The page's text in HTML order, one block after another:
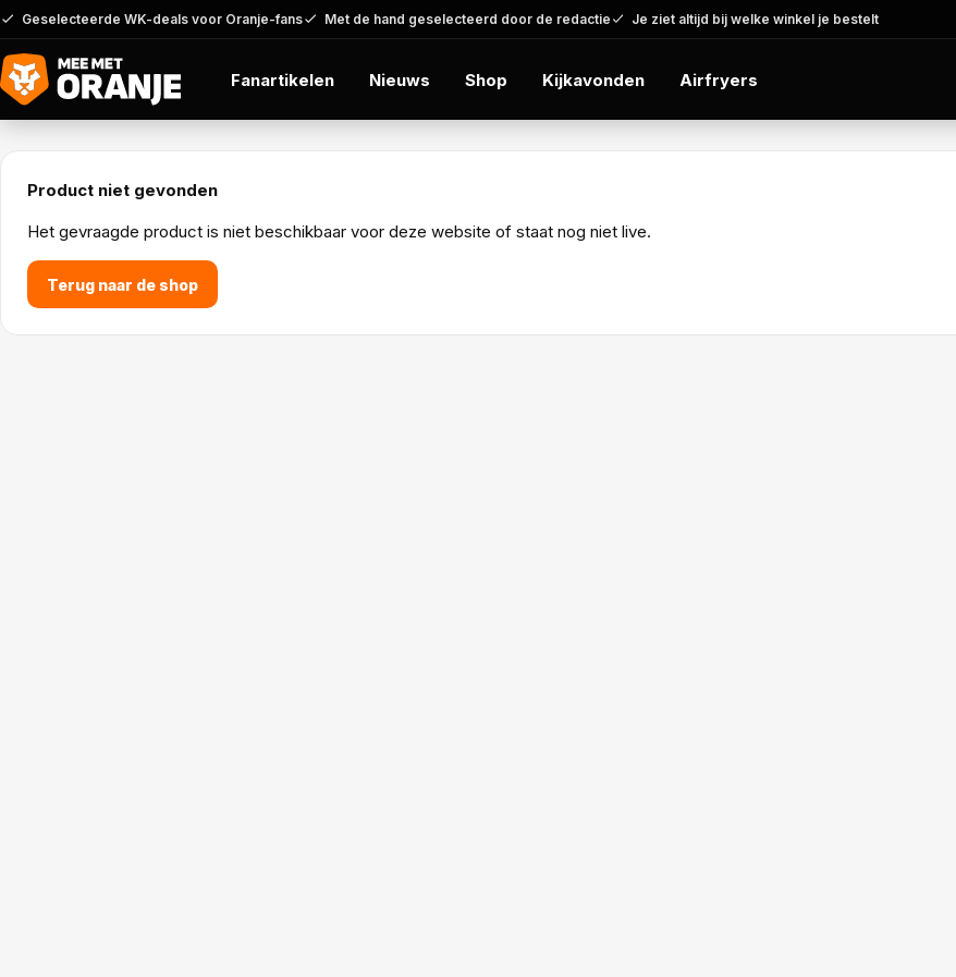
Geselecteerde WK-deals voor Oranje-fans Met de hand geselecteerd door de redactie Je ziet altijd bij welke winkel je bestelt
Fanartikelen Nieuws Shop Kijkavonden Airfryers
Product niet gevonden
Het gevraagde product is niet beschikbaar voor deze website of staat nog niet live.
Terug naar de shop